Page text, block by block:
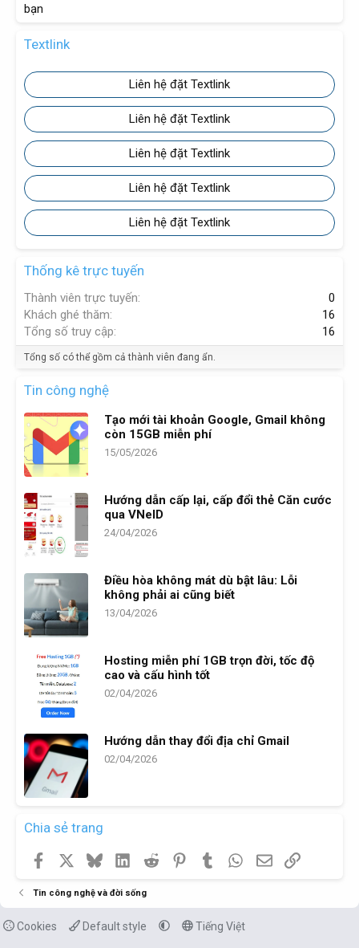
bạn
Textlink
Liên hệ đặt Textlink
Liên hệ đặt Textlink
Liên hệ đặt Textlink
Liên hệ đặt Textlink
Liên hệ đặt Textlink
Thống kê trực tuyến
Thành viên trực tuyến
0
Khách ghé thăm
16
Tổng số truy cập
16
Tổng số có thể gồm cả thành viên đang ẩn.
Tin công nghệ
Tạo mới tài khoản Google, Gmail không
còn 15GB miễn phí
15/05/2026
Hướng dẫn cấp lại, cấp đổi thẻ Căn cước
qua VNeID
24/04/2026
Điều hòa không mát dù bật lâu: Lỗi
không phải ai cũng biết
13/04/2026
Hosting miễn phí 1GB trọn đời, tốc độ
cao và cấu hình tốt
02/04/2026
Hướng dẫn thay đổi địa chỉ Gmail
02/04/2026
Chia sẻ trang
Facebook BlueskyLinkedInReddit PinterestTumblr WhatsApp
EmailLink
Tin công nghệ và đời sống
Cookies Default style Tiếng Việt